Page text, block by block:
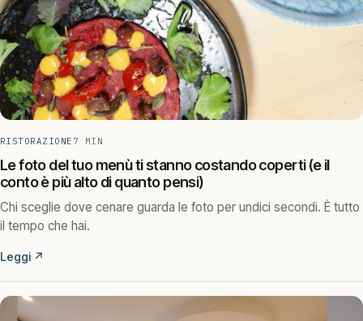
RISTORAZIONE 7 MIN
Le foto del tuo menù ti stanno costando coperti (e il
conto è più alto di quanto pensi)
Chi sceglie dove cenare guarda le foto per undici secondi. È tutto
il tempo che hai.
Leggi ↗